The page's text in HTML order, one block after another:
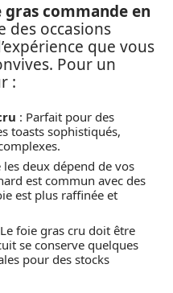
gras commande en
des occasions
que vous
Pour un
:
: Parfait pour des
toasts sophistiqués,
deux dépend de vos
est commun avec des
est plus raffinée et
foie gras cru doit être
se conserve quelques
pour des stocks